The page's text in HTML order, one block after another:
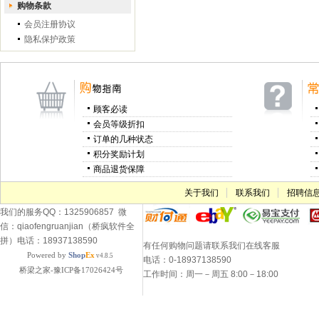
购物条款
会员注册协议
隐私保护政策
顾客必读
会员等级折扣
订单的几种状态
积分奖励计划
商品退货保障
关于我们 联系我们
招聘信
我们的服务QQ：1325906857 微
信：qiaofengruanjian（桥疯软件全
拼）电话：18937138590
Powered by ShopEx v4.8.5
桥梁之家-豫ICP备17026424号
有任何购物问题请联系我们在线客服
电话：0-18937138590
工作时间：周一－周五 8:00－18:00